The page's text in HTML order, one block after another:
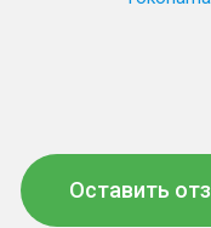
Оставить